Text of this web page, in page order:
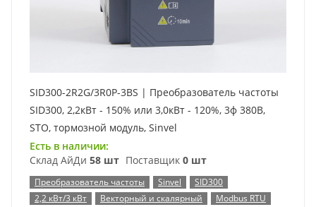
SID300-2R2G/3R0P-3BS | Преобразователь частоты
SID300, 2,2кВт - 150% или 3,0кВт - 120%, 3ф 380В,
STO, тормозной модуль, Sinvel
Есть в наличии:
Склад АйДи 58 шт Поставщик 0 шт
Преобразователь частоты Sinvel
SID300
2,2 кВт/3 кВт
Векторный и скалярный
Modbus RTU